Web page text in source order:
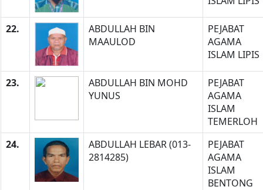
22.
ABDULLAH BIN
MAAULOD
PEJABAT
AGAMA
ISLAM LIPIS
23.
ABDULLAH BIN MOHD
YUNUS
PEJABAT
AGAMA
ISLAM
TEMERLOH
24.
ABDULLAH LEBAR (013-
2814285)
PEJABAT
AGAMA
ISLAM
BENTONG